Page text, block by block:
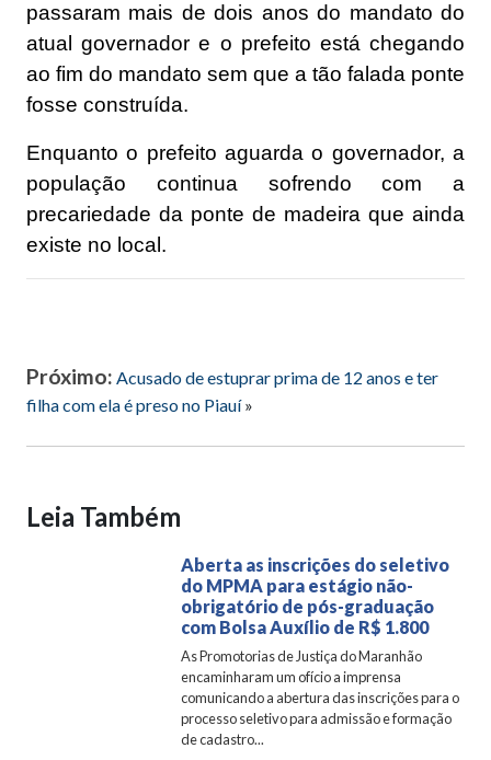
passaram mais de dois anos do mandato do
atual governador e o prefeito está chegando
ao fim do mandato sem que a tão falada ponte
fosse construída.
Enquanto o prefeito aguarda o governador, a
população continua sofrendo com a
precariedade da ponte de madeira que ainda
existe no local.
Próximo: Acusado de estuprar prima de 12 anos e ter
filha com ela é preso no Piauí»
Leia Também
Aberta as inscrições do seletivo
do MPMA para estágio não-
obrigatório de pós-graduação
com Bolsa Auxílio de R$ 1.800
As Promotorias de Justiça do Maranhão
encaminharam um ofício a imprensa
comunicando a abertura das inscrições para o
processo seletivo para admissão e formação
de cadastro...